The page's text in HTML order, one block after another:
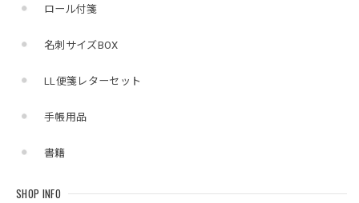
ロール付箋
名刺サイズBOX
LL便箋レターセット
手帳用品
書籍
SHOP INFO